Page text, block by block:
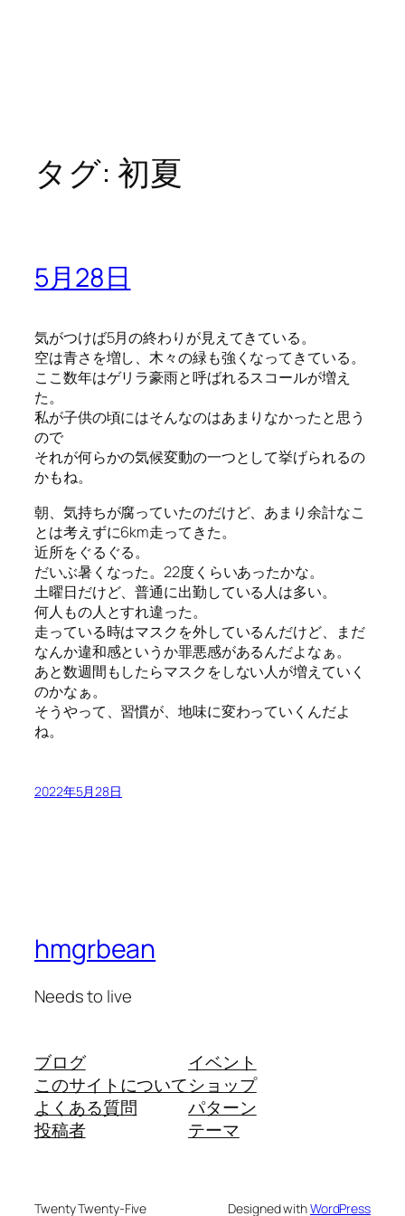
タグ: 初夏
5月28日
気がつけば5月の終わりが見えてきている。
空は青さを増し、木々の緑も強くなってきている。
ここ数年はゲリラ豪雨と呼ばれるスコールが増え
た。
私が子供の頃にはそんなのはあまりなかったと思う
ので
それが何らかの気候変動の一つとして挙げられるの
かもね。
朝、気持ちが腐っていたのだけど、あまり余計なこ
とは考えずに6km走ってきた。
近所をぐるぐる。
だいぶ暑くなった。22度くらいあったかな。
土曜日だけど、普通に出勤している人は多い。
何人もの人とすれ違った。
走っている時はマスクを外しているんだけど、まだ
なんか違和感というか罪悪感があるんだよなぁ。
あと数週間もしたらマスクをしない人が増えていく
のかなぁ。
そうやって、習慣が、地味に変わっていくんだよ
ね。
2022年5月28日
hmgrbean
Needs to live
ブログ
このサイトについて
よくある質問
投稿者
イベント
ショップ
パターン
テーマ
Twenty Twenty-Five Designed withWordPress